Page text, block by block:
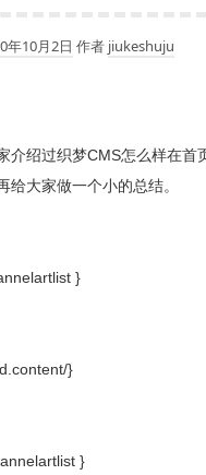
年10月2日 作者 jiukeshuju
介绍过织梦CMS怎么样在
给大家做一个小的总结。
}
}
}